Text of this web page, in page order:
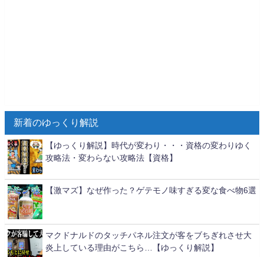
新着のゆっくり解説
【ゆっくり解説】時代が変わり・・・資格の変わりゆく
攻略法・変わらない攻略法【資格】
【激マズ】なぜ作った？ゲテモノ味すぎる変な食べ物6選
マクドナルドのタッチパネル注文が客をブちぎれさせ大
炎上している理由がこちら…【ゆっくり解説】